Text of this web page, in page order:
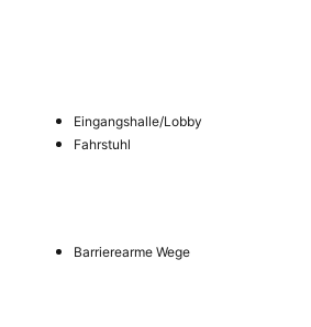
Eingangshalle/Lobby
Fahrstuhl
Barrierearme Wege